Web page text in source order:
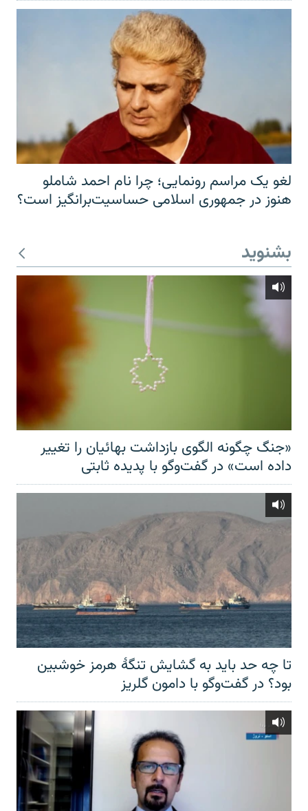
لغو یک مراسم رونمایی؛ چرا نام احمد شاملو
هنوز در جمهوری اسلامی حساسیت‌برانگیز است؟
بشنوید
«جنگ چگونه الگوی بازداشت بهائیان را تغییر
داده است» در گفت‌وگو با پدیده ثابتی
تا چه حد باید به گشایش تنگهٔ هرمز خوشبین
بود؟ در گفت‌وگو با دامون گلریز